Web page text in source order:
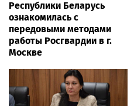
Республики Беларусь
ознакомилась с
передовыми методами
работы Росгвардии в г.
Москве